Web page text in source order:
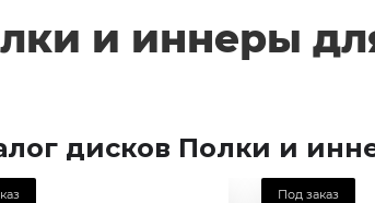
и иннеры
дисков Полки и
Под заказ